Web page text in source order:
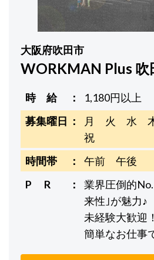
大阪府吹田市
WORKMAN Plus 吹
時 給
1,180円以上
募集曜日
月 火 水
祝
時間帯
午前 午後
P R
業界圧倒的
来性｣が魅力♪
未経験大歓迎
簡単なお仕事